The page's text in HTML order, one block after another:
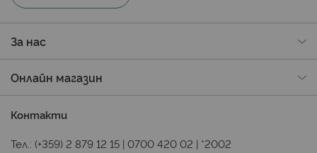
За нас
Онлайн магазин
Контакти
Тел.: (+359) 2 879 12 15 | 0700 420 02 | *2002